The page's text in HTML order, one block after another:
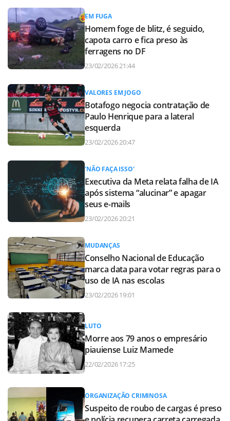
EM FUGA
Homem foge de blitz, é seguido,
capota carro e fica preso às
ferragens no DF
23/02/2026 21:44
VALORES EM JOGO
Botafogo negocia contratação de
Paulo Henrique para a lateral
esquerda
23/02/2026 20:47
'NÃO FAÇA ISSO'
Executiva da Meta relata falha de IA
após sistema “alucinar” e apagar
seus e-mails
23/02/2026 20:21
MUDANÇAS
Conselho Nacional de Educação
marca data para votar regras para o
uso de IA nas escolas
23/02/2026 19:01
LUTO
Morre aos 79 anos o empresário
piauiense Luiz Mamede
22/02/2026 17:25
ORGANIZAÇÃO CRIMINOSA
Suspeito de roubo de cargas é preso